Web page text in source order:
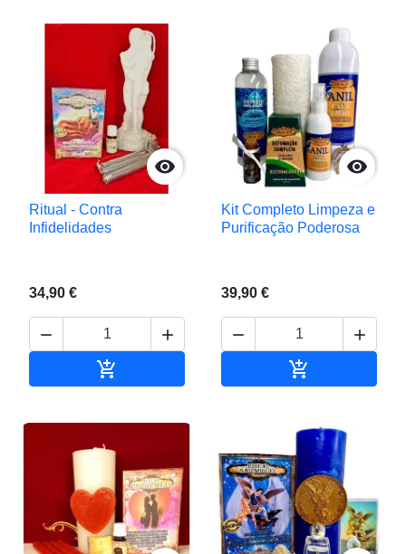

Ritual - Contra
Infidelidades
34,90 €
 


Kit Completo Limpeza e
Purificação Poderosa
39,90 €
 
